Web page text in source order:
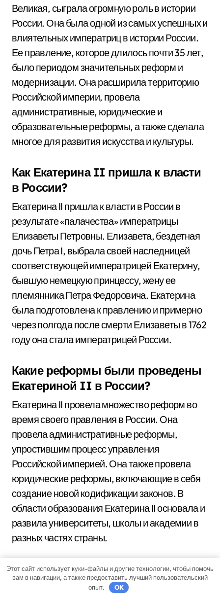
Великая, сыграла огромную роль в истории
России. Она была одной из самых успешных и
влиятельных императриц в истории России.
Ее правление, которое длилось почти 35 лет,
было периодом значительных реформ и
модернизации. Она расширила территорию
Российской империи, провела
административные, юридические и
образовательные реформы, а также сделала
многое для развития искусства и культуры.
Как Екатерина II пришла к власти
в России?
Екатерина II пришла к власти в России в
результате «палачества» императрицы
Елизаветы Петровны. Елизавета, бездетная
дочь Петра I, выбрала своей наследницей
соответствующей императрицей Екатерину,
бывшую немецкую принцессу, жену ее
племянника Петра Федоровича. Екатерина
была подготовлена к правлению и примерно
через полгода после смерти Елизаветы в 1762
году она стала императрицей России.
Какие реформы были проведены
Екатериной II в России?
Екатерина II провела множество реформ во
время своего правления в России. Она
провела административные реформы,
упростившим процесс управления
Российской империей. Она также провела
юридические реформы, включающие в себя
создание новой кодификации законов. В
области образования Екатерина II основала и
развила университеты, школы и академии в
разных частях страны.
Какие достижения культуры и
искусства произошли во время
Этот сайт использует куки-файлы и другие технологии, чтобы помочь
вам в навигации, а также предоставить лучший пользовательский
опыт.
OK